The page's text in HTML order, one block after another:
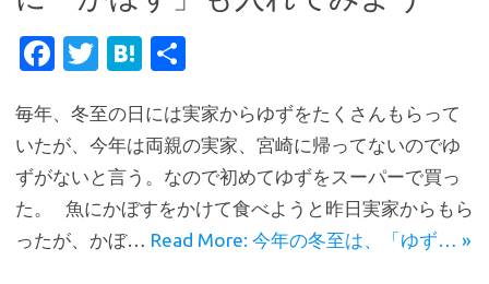
Fa
e
b
o
o
k
T
it
te
r
H
e
n
a
毎年、冬至の日には実家からゆずをたくさんもらって
いたが、今年は両親の実家、宮崎に帰ってないのでゆ
ずがないと言う。なので初めてゆずをスーパーで買っ
た。 魚にかぼすをかけて食べようと昨日実家からもら
ったが、かぼ… Read More: 今年の冬至は、「ゆず… »